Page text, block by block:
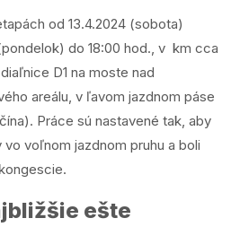
od 13.4.2024 (sobota)
do 18:00 hod., v km cca
D1 na moste nad
areálu, v ľavom jazdnom páse
Práce sú nastavené tak, aby
voľnom jazdnom pruhu a boli
ešte